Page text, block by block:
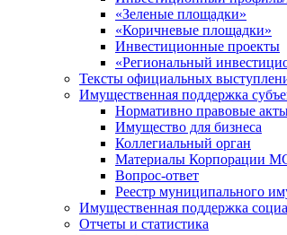
«Зеленые площадки»
«Коричневые площадки»
Инвестиционные проекты
«Региональный
Тексты официальных
Имущественная поддержка
Нормативно правовые
Имущество для бизнеса
Коллегиальный орган
Материалы Корпорации
Вопрос-ответ
Реестр муниципального
Имущественная поддержка
Отчеты и статистика